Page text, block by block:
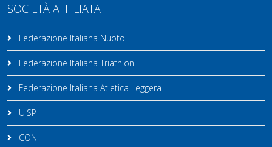
SOCIETÀ AFFILIATA
Federazione Italiana Nuoto
Federazione Italiana Triathlon
Federazione Italiana Atletica Leggera
UISP
CONI